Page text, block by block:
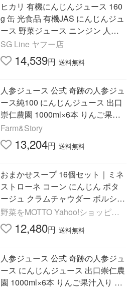
ヒカリ 有機にんじんジュース 160
g 缶 光食品 有機JAS にんじんジュ
ース 野菜ジュース ニンジン 人参
有機 オーガニック 90個
SG Line ヤフー店
14,539円 送料無料
人参ジュース 公式 奇跡の人参ジュ
ース純100 にんじんジュース 出口
崇仁農園 1000ml×6本 りんご果汁
無し 無添加 無農薬 ストレート 人
参
Farm&Story
13,204円 送料無料
おまかせスープ 16個セット｜ミネ
ストローネ コーン にんじん ポタ
ージュ クラムチャウダー ボルシチ
かぼちゃ 鶏白湯 和風 ポトフ 参鶏
湯
野菜をMOTTO Yahoo!ショッピン
グ店12,480円 送料無料
人参ジュース 公式 奇跡の人参ジュ
ース にんじんジュース 出口崇仁農
園 1000ml×6本 りんご果汁入り 無